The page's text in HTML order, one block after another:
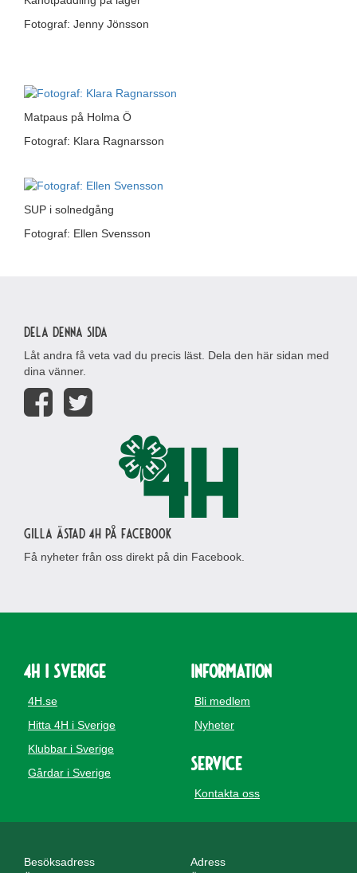
Fotograf: Jenny Jönsson
Matpaus på Holma Ö
Fotograf: Klara Ragnarsson
SUP i solnedgång
Fotograf: Ellen Svensson
Dela denna sida
Låt andra få veta vad du precis läst. Dela den här sidan med
dina vänner.
Gilla Ästad 4H på Facebook
Få nyheter från oss direkt på din Facebook.
4H i Sverige
4H.se
Hitta 4H i Sverige
Klubbar i Sverige
Gårdar i Sverige
Information
Bli medlem
Nyheter
Service
Kontakta oss
Besöksadress
Adress